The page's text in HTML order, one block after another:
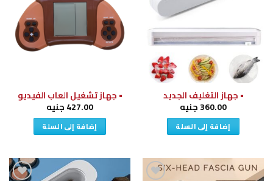
قائمة
الرغبات
• جهاز التغليف الجديد
360.00جنيه
إضافة إلى السلة
قائمة
الرغبات
• جهاز تشغيل العاب الفيديو
427.00جنيه
إضافة إلى السلة